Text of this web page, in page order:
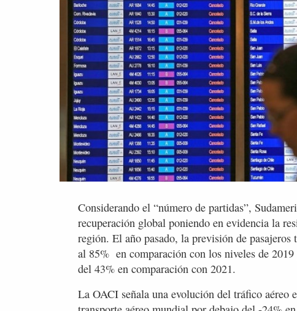
Considerando el “número de partidas”,
recuperación global poniendo en evidencia la
región. El año pasado, la previsión de
al 85% en comparación con los niveles de
del 43% en comparación con 2021.
La OACI señala una evolución del tráfico